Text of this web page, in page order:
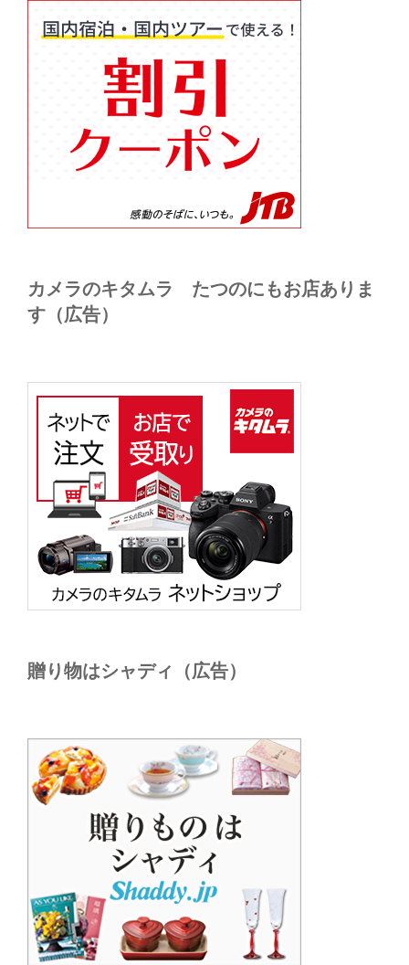
カメラのキタムラ たつのにもお店ありま
す（広告）
贈り物はシャディ（広告）